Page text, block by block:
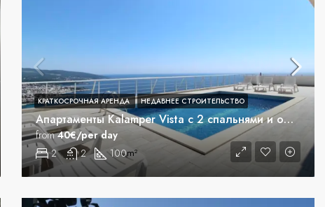
Апартаменты Kalamper Vista с 2 спальнями и общим бассейном
2 2 100m²
from40€/per day
КРАТКОСРОЧНАЯ АРЕНДА НЕДАВНЕЕ СТРОИТЕЛЬСТВО